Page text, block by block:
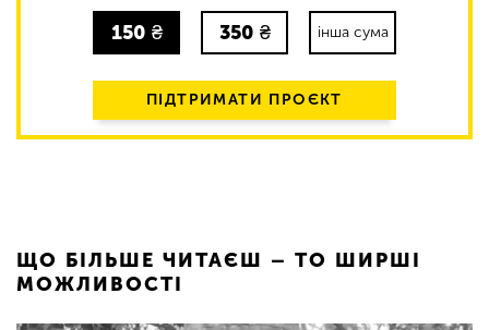
150 ₴ 350 ₴ інша сума
ПІДТРИМАТИ ПРОЄКТ
ЩО БІЛЬШЕ ЧИТАЄШ – ТО ШИРШІ
МОЖЛИВОСТІ